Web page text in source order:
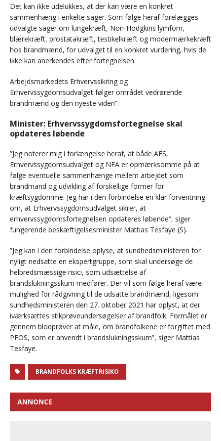
Det kan ikke udelukkes, at der kan være en konkret
sammenhæng i enkelte sager. Som følge heraf forelægges
udvalgte sager om lungekræft, Non-Hodgkins lymfom,
blærekræft, prostatakræft, testikelkræft og modermærkekræft
hos brandmænd, for udvalget til en konkret vurdering, hvis de
ikke kan anerkendes efter fortegnelsen.
Arbejdsmarkedets Erhvervssikring og
Erhvervssygdomsudvalget følger området vedrørende
brandmænd og den nyeste viden”.
Minister: Erhvervssygdomsfortegnelse skal
opdateres løbende
”Jeg noterer mig i forlængelse heraf, at både AES,
Erhvervssygdomsudvalget og NFA er opmærksomme på at
følge eventuelle sammenhænge mellem arbejdet som
brandmand og udvikling af forskellige former for
kræftsygdomme. Jeg har i den forbindelse en klar forventning
om, at Erhvervssygdomsudvalget sikrer, at
erhvervssygdomsfortegnelsen opdateres løbende”, siger
fungerende beskæftigelsesminister Mattias Tesfaye (S).
”Jeg kan i den forbindelse oplyse, at sundhedsministeren for
nyligt nedsatte en ekspertgruppe, som skal undersøge de
helbredsmæssige risici, som udsættelse af
brandslukningsskum medfører. Der vil som følge heraf være
mulighed for rådgivning til de udsatte brandmænd, ligesom
sundhedsministeren den 27. oktober 2021 har oplyst, at der
iværksættes stikprøveundersøgelser af brandfolk. Formålet er
gennem blodprøver at måle, om brandfolkene er forgiftet med
PFOS, som er anvendt i brandslukningsskum”, siger Mattias
Tesfaye.
BRANDFOLKS KRÆFTRISIKO
ANNONCE